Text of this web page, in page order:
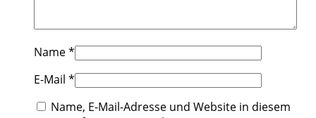
Name*
E-Mail *
Name, E-Mail-Adresse und Website in diesem